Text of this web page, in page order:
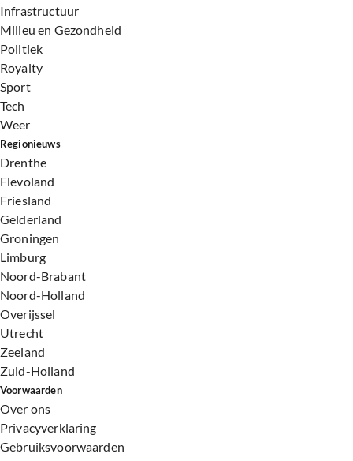
Infrastructuur
Milieu en Gezondheid
Politiek
Royalty
Sport
Tech
Weer
Regionieuws
Drenthe
Flevoland
Friesland
Gelderland
Groningen
Limburg
Noord-Brabant
Noord-Holland
Overijssel
Utrecht
Zeeland
Zuid-Holland
Voorwaarden
Over ons
Privacyverklaring
Gebruiksvoorwaarden